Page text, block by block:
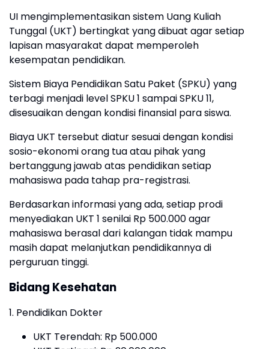
UI mengimplementasikan sistem Uang Kuliah
Tunggal (UKT) bertingkat yang dibuat agar setiap
lapisan masyarakat dapat memperoleh
kesempatan pendidikan.
Sistem Biaya Pendidikan Satu Paket (SPKU) yang
terbagi menjadi level SPKU 1 sampai SPKU 11,
disesuaikan dengan kondisi finansial para siswa.
Biaya UKT tersebut diatur sesuai dengan kondisi
sosio-ekonomi orang tua atau pihak yang
bertanggung jawab atas pendidikan setiap
mahasiswa pada tahap pra-registrasi.
Berdasarkan informasi yang ada, setiap prodi
menyediakan UKT 1 senilai Rp 500.000 agar
mahasiswa berasal dari kalangan tidak mampu
masih dapat melanjutkan pendidikannya di
perguruan tinggi.
Bidang Kesehatan
1. Pendidikan Dokter
UKT Terendah: Rp 500.000